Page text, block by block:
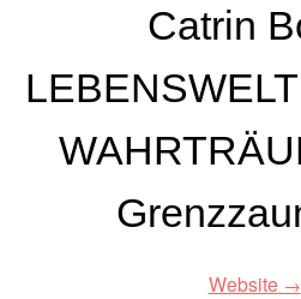
Catrin
Website